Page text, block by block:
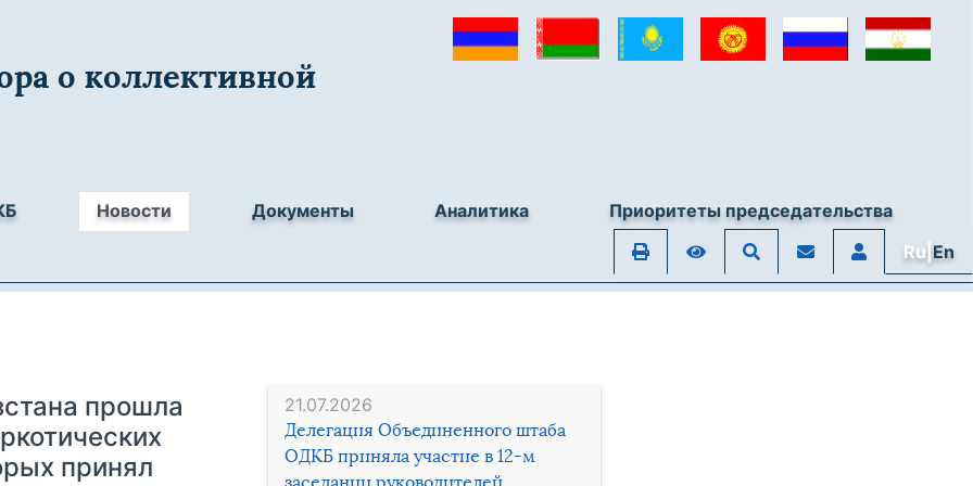
о коллективной
Новости Документы Аналитика
Приоритеты председательства
Ru|En
21.07.2026
Делегация Объединенного штаба
ОДКБ приняла участие в 12-м
прошла
принял